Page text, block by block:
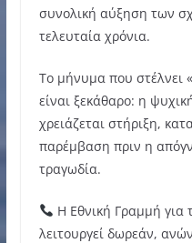
συνολική αύξηση των
τελευταία χρόνια.
Το μήνυμα που στέλνει
είναι ξεκάθαρο: η
χρειάζεται στήριξη,
παρέμβαση πριν η
τραγωδία.
Η Εθνική Γραμμή για
λειτουργεί δωρεάν,